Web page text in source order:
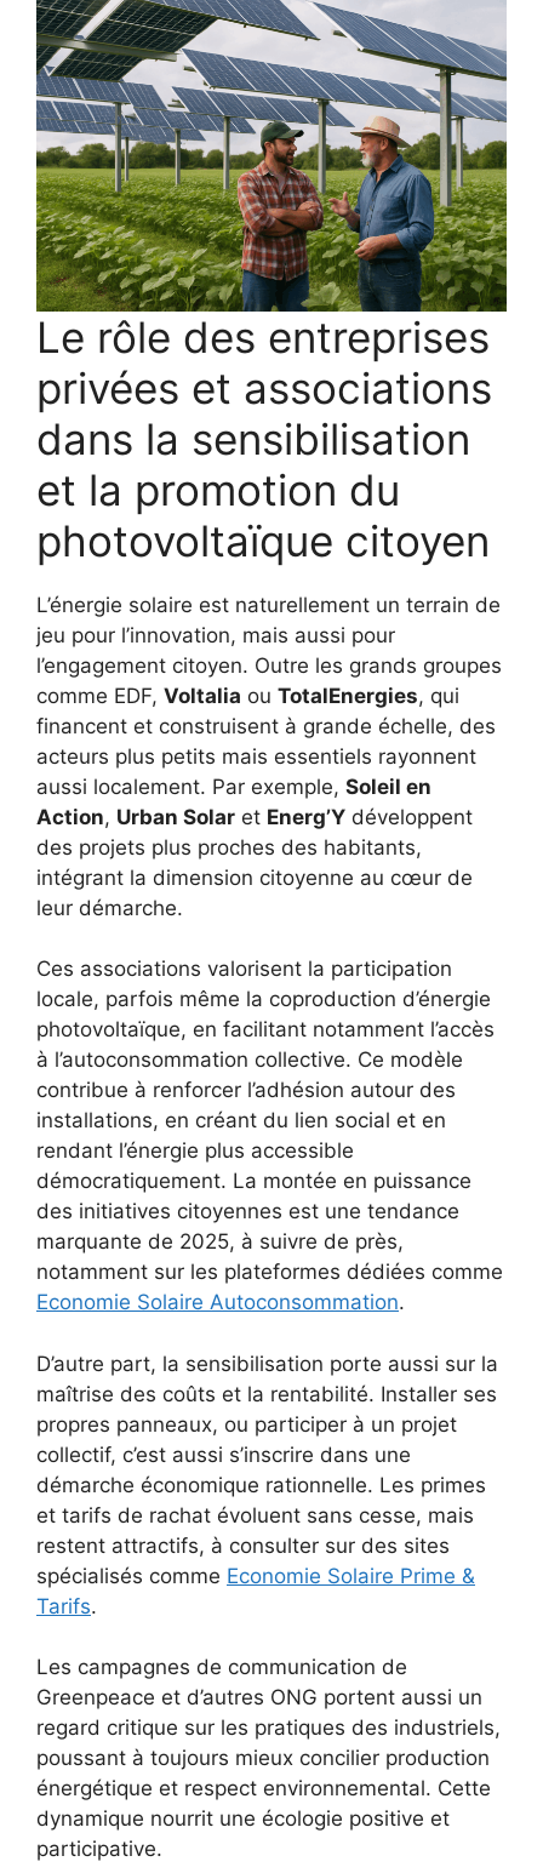
Le rôle des entreprises
privées et associations
dans la sensibilisation
et la promotion du
photovoltaïque citoyen
L’énergie solaire est naturellement un terrain de
jeu pour l’innovation, mais aussi pour
l’engagement citoyen. Outre les grands groupes
comme EDF, Voltalia ou TotalEnergies, qui
financent et construisent à grande échelle, des
acteurs plus petits mais essentiels rayonnent
aussi localement. Par exemple, Soleil en
Action, Urban Solar et Energ’Y développent
des projets plus proches des habitants,
intégrant la dimension citoyenne au cœur de
leur démarche.
Ces associations valorisent la participation
locale, parfois même la coproduction d’énergie
photovoltaïque, en facilitant notamment l’accès
à l’autoconsommation collective. Ce modèle
contribue à renforcer l’adhésion autour des
installations, en créant du lien social et en
rendant l’énergie plus accessible
démocratiquement. La montée en puissance
des initiatives citoyennes est une tendance
marquante de 2025, à suivre de près,
notamment sur les plateformes dédiées comme
Economie Solaire Autoconsommation.
D’autre part, la sensibilisation porte aussi sur la
maîtrise des coûts et la rentabilité. Installer ses
propres panneaux, ou participer à un projet
collectif, c’est aussi s’inscrire dans une
démarche économique rationnelle. Les primes
et tarifs de rachat évoluent sans cesse, mais
restent attractifs, à consulter sur des sites
spécialisés comme Economie Solaire Prime &
Tarifs.
Les campagnes de communication de
Greenpeace et d’autres ONG portent aussi un
regard critique sur les pratiques des industriels,
poussant à toujours mieux concilier production
énergétique et respect environnemental. Cette
dynamique nourrit une écologie positive et
participative.